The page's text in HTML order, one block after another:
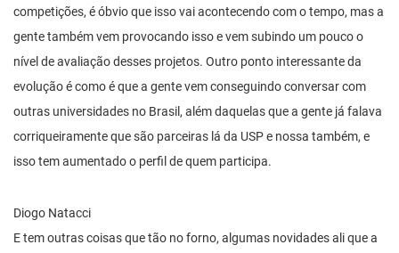
competições, é óbvio que isso vai acontecendo com o tempo, mas a
gente também vem provocando isso e vem subindo um pouco o
nível de avaliação desses projetos. Outro ponto interessante da
evolução é como é que a gente vem conseguindo conversar com
outras universidades no Brasil, além daquelas que a gente já falava
corriqueiramente que são parceiras lá da USP e nossa também, e
isso tem aumentado o perfil de quem participa.
Diogo Natacci
E tem outras coisas que tão no forno, algumas novidades ali que a